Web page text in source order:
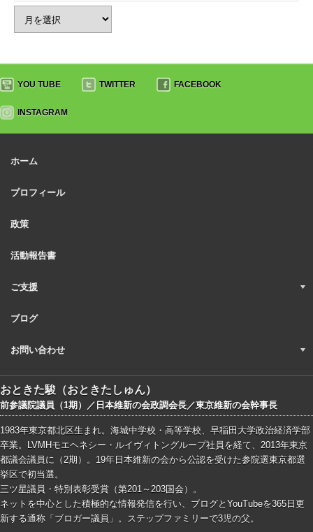
YOU TUBE TWITTER FACEBOOK
INSTAGRAM
ホーム
プロフィール
政策
活動報告書
ご支援
ブログ
お問い合わせ
おときた駿（おときたしゅん）
前参議院議員（1期）／日本維新の会政調会長／東京維新の会幹事長
1983年東京都北区生まれ。海城中学校・高等学校、早稲田大学政治経済学部
卒業。LVMHモエヘネシー・ルイヴィトングループ社員を経て、2013年東京
都議会議員に（2期）。19年日本維新の会から公認を受けた参院選東京都選
挙区で初当選。
三ツ星議員・特別表彰受賞（第201～203国会）。
ネットを中心とした積極的な情報発信を行い、ブログとYouTubeを365日更
新する通称「ブロガー議員」。ステップファミリーで3児の父。